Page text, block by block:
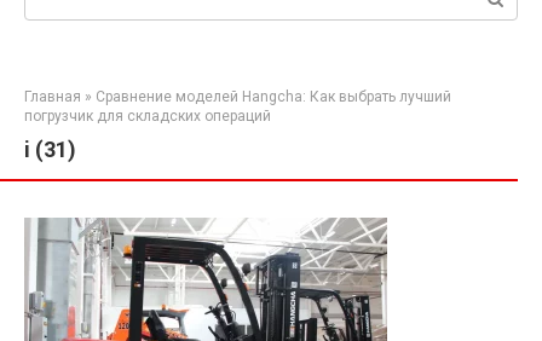
Главная » Сравнение моделей Hangcha: Как выбрать лучший
погрузчик для складских операций
i (31)